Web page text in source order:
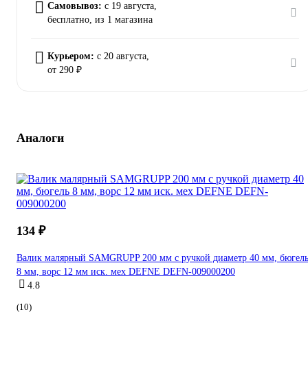
Самовывоз: c 19 августа,
бесплатно, из 1 магазина
Курьером: c 20 августа,
от 290 ₽
Аналоги
134 ₽
Валик малярный SAMGRUPP 200 мм с ручкой диаметр 40 мм, бюгель
8 мм, ворс 12 мм иск. мех DEFNE DEFN-009000200
4.8
(10)